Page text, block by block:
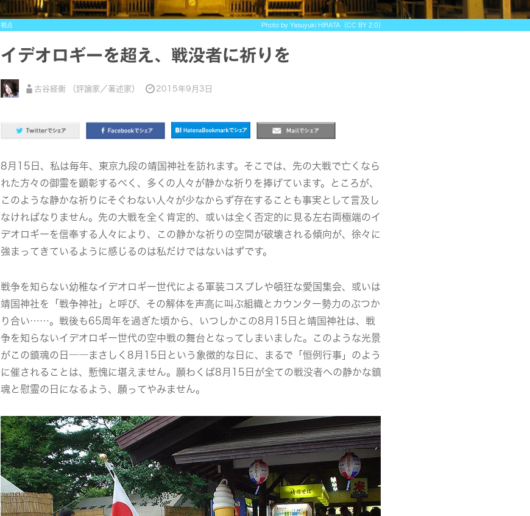
視点 Photo by Yasuyuki HIRATA（CC BY 2.0）
イデオロギーを超え、戦没者に祈りを
古谷経衡 （評論家／著述家） 2015年9月3日
8月15日、私は毎年、東京九段の靖国神社を訪れます。そこでは、先の大戦で亡くなら
れた方々の御霊を顕彰するべく、多くの人々が静かな祈りを捧げています。ところが、
このような静かな祈りにそぐわない人々が少なからず存在することも事実として言及し
なければなりません。先の大戦を全く肯定的、或いは全く否定的に見る左右両極端のイ
デオロギーを信奉する人々により、この静かな祈りの空間が破壊される傾向が、徐々に
強まってきているように感じるのは私だけではないはずです。
戦争を知らない幼稚なイデオロギー世代による軍装コスプレや頓狂な愛国集会、或いは
靖国神社を「戦争神社」と呼び、その解体を声高に叫ぶ組織とカウンター勢力のぶつか
り合い……。戦後も65周年を過ぎた頃から、いつしかこの8月15日と靖国神社は、戦
争を知らないイデオロギー世代の空中戦の舞台となってしまいました。このような光景
がこの鎮魂の日――まさしく8月15日という象徴的な日に、まるで「恒例行事」のよう
に催されることは、慙愧に堪えません。願わくば8月15日が全ての戦没者への静かな鎮
魂と慰霊の日になるよう、願ってやみません。